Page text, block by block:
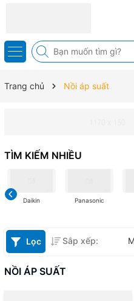
Trang chủ Nồi áp suất
TÌM KIẾM NHIỀU
Daikin Panasonic
Lọc Sắp xếp:
NỒI ÁP SUẤT